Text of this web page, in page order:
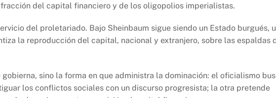
del capital financiero y de los oligopolios imperialistas.
del proletariado. Bajo Sheinbaum sigue siendo un Estado burgués,
la reproducción del capital, nacional y extranjero, sobre las espaldas
sino la forma en que administra la dominación: el oficialismo
los conflictos sociales con un discurso progresista; la otra pretende